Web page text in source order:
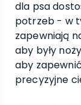
dla psa
potrzeb - w
zapewniają
aby były
aby
precyzyjne